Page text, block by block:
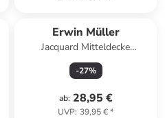
Erwin Müller
Jacquard Mitteldecke
Düsseldorf in rauchblau
-27%
ab: 28,95 €
UVP: 39,95 €*